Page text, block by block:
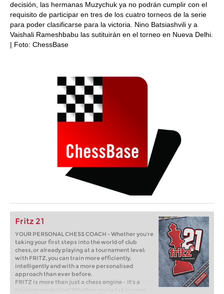
decisión, las hermanas Muzychuk ya no podrán cumplir con el
requisito de participar en tres de los cuatro torneos de la serie
para poder clasificarse para la victoria. Nino Batsiashvili y a
Vaishali Rameshbabu las sutituirán en el torneo en Nueva Delhi.
| Foto: ChessBase
Fritz 21
YOUR PERSONAL CHESS COACH - Whether you’re
taking your first steps into the world of club
chess, or already playing at a tournament level:
with FRITZ, you can train more efficiently,
intelligently and with a more personalised
approach than ever before.
FRITZ is more than just a chess engine – it’s a
training revolution! Whether you’re taking your